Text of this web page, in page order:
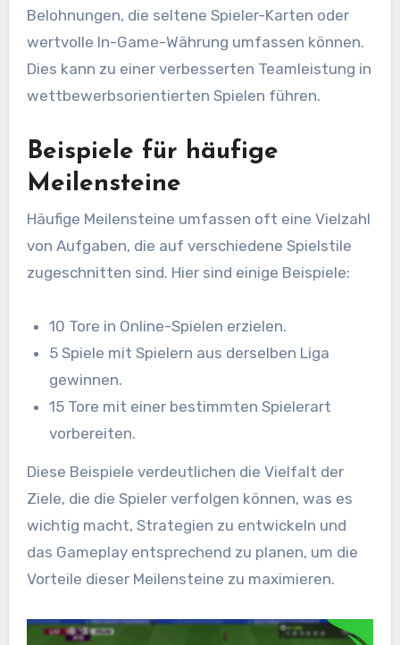
Belohnungen, die seltene Spieler-Karten oder
wertvolle In-Game-Währung umfassen können.
Dies kann zu einer verbesserten Teamleistung in
wettbewerbsorientierten Spielen führen.
Beispiele für häufige
Meilensteine
Häufige Meilensteine umfassen oft eine Vielzahl
von Aufgaben, die auf verschiedene Spielstile
zugeschnitten sind. Hier sind einige Beispiele:
10 Tore in Online-Spielen erzielen.
5 Spiele mit Spielern aus derselben Liga
gewinnen.
15 Tore mit einer bestimmten Spielerart
vorbereiten.
Diese Beispiele verdeutlichen die Vielfalt der
Ziele, die die Spieler verfolgen können, was es
wichtig macht, Strategien zu entwickeln und
das Gameplay entsprechend zu planen, um die
Vorteile dieser Meilensteine zu maximieren.